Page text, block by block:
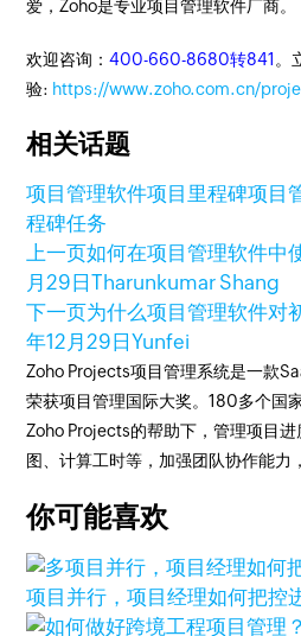
爱，Zoho是专业项目管理软件厂商。
欢迎咨询：400-660-8680转841 。
验: https://www.zoho.com.cn/
相关话题
项目管理软件项目里程碑项目
程碑任务
上一页如何在项目管理软件中
月29日Tharunkumar Shang
下一页为什么项目管理软件对
年12月29日Yunfei
Zoho Projects项目管理系统是一款
荣获项目管理国际大奖。180多个国
Zoho Projects的帮助下，管理项目
图、计算工时等，加强团队协作能力
你可能喜欢
项目并行，项目经理如何把控